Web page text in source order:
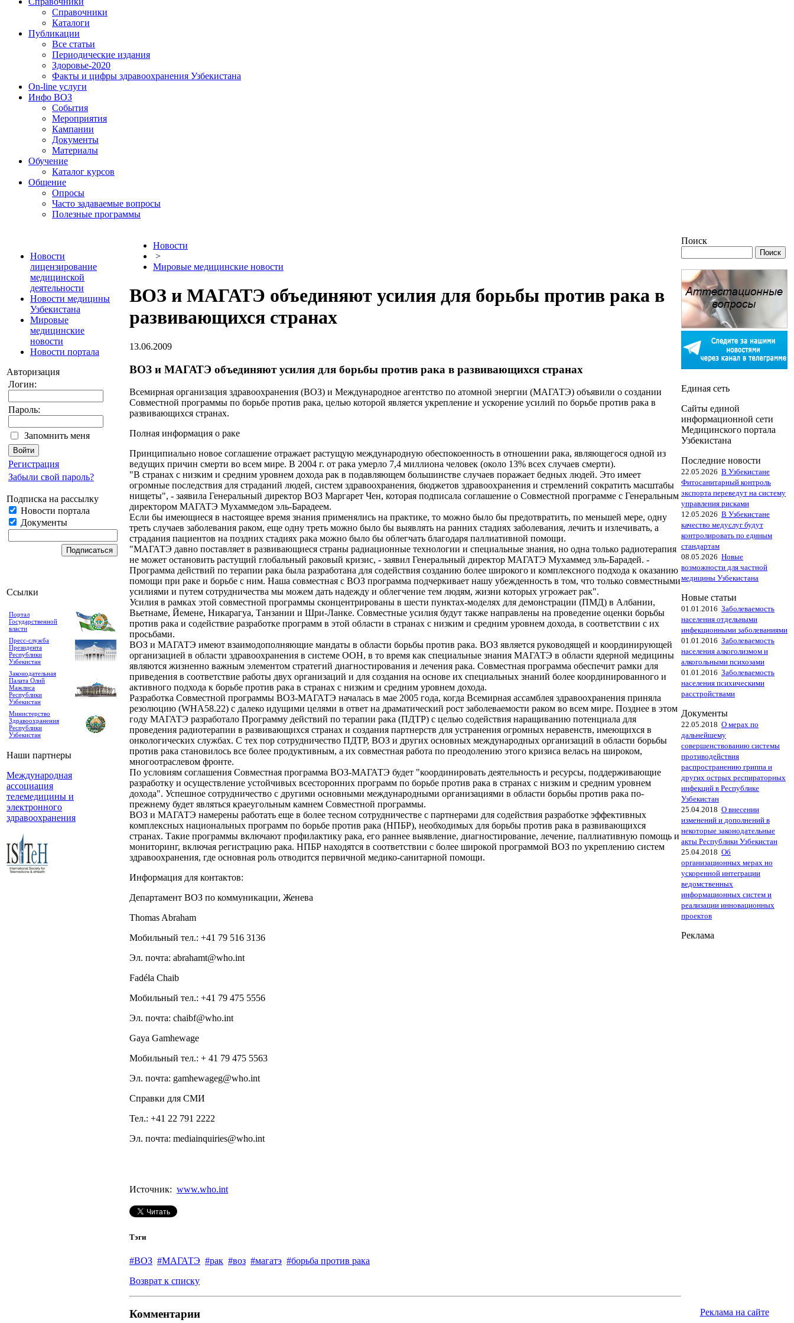
Справочники
Каталоги
Публикации
Все статьи
Периодические издания
Здоровье-2020
Факты и цифры здравоохранения Узбекистана
On-line услуги
Инфо ВОЗ
События
Мероприятия
Кампании
Документы
Материалы
Обучение
Каталог курсов
Общение
Опросы
Часто задаваемые вопросы
Полезные программы
Новости
лицензирование
медицинской
деятельности
Новости медицины
Узбекистана
Мировые
медицинские
новости
Новости портала
Авторизация
Логин:
Пароль:
Запомнить меня
Регистрация
Забыли свой пароль?
Подписка на рассылку
Новости портала
Документы
Ссылки
Портал
Государственной
власти
Пресс-служба
Президента
Республики
Узбекистан
Законодательная
Палата Олий
Мажлиса
Республики
Узбекистан
Министерство
Здравоохранения
Республики
Узбекистан
Наши партнеры
Международная
ассоциация
телемедицины и
электронного
здравоохранения
Новости
>
Мировые медицинские новости
ВОЗ и МАГАТЭ объединяют усилия для борьбы против рака в
развивающихся странах
13.06.2009
ВОЗ и МАГАТЭ объединяют усилия для борьбы против рака в развивающихся странах
Всемирная организация здравоохранения (ВОЗ) и Международное агентство по атомной энергии (МАГАТЭ) объявили о создании
Совместной программы по борьбе против рака, целью которой является укрепление и ускорение усилий по борьбе против рака в
развивающихся странах.
Полная информация о раке
Принципиально новое соглашение отражает растущую международную обеспокоенность в отношении рака, являющегося одной из
ведущих причин смерти во всем мире. В 2004 г. от рака умерло 7,4 миллиона человек (около 13% всех случаев смерти).
"В странах с низким и средним уровнем дохода рак в подавляющем большинстве случаев поражает бедных людей. Это имеет
огромные последствия для страданий людей, систем здравоохранения, бюджетов здравоохранения и стремлений сократить масштабы
нищеты", - заявила Генеральный директор ВОЗ Маргарет Чен, которая подписала соглашение о Совместной программе с Генеральным
директором МАГАТЭ Мухаммедом эль-Барадеем.
Если бы имеющиеся в настоящее время знания применялись на практике, то можно было бы предотвратить, по меньшей мере, одну
треть случаев заболевания раком, еще одну треть можно было бы выявлять на ранних стадиях заболевания, лечить и излечивать, а
страдания пациентов на поздних стадиях рака можно было бы облегчать благодаря паллиативной помощи.
"МАГАТЭ давно поставляет в развивающиеся страны радиационные технологии и специальные знания, но одна только радиотерапия
не может остановить растущий глобальный раковый кризис, - заявил Генеральный директор МАГАТЭ Мухаммед эль-Барадей. -
Программа действий по терапии рака была разработана для содействия созданию более широкого и комплексного подхода к оказанию
помощи при раке и борьбе с ним. Наша совместная с ВОЗ программа подчеркивает нашу убежденность в том, что только совместными
усилиями и путем сотрудничества мы можем дать надежду и облегчение тем людям, жизни которых угрожает рак".
Усилия в рамках этой совместной программы сконцентрированы в шести пунктах-моделях для демонстрации (ПМД) в Албании,
Вьетнаме, Йемене, Никарагуа, Танзании и Шри-Ланке. Совместные усилия будут также направлены на проведение оценки борьбы
против рака и содействие разработке программ в этой области в странах с низким и средним уровнем дохода, в соответствии с их
просьбами.
ВОЗ и МАГАТЭ имеют взаимодополняющие мандаты в области борьбы против рака. ВОЗ является руководящей и координирующей
организацией в области здравоохранения в системе ООН, в то время как специальные знания МАГАТЭ в области ядерной медицины
являются жизненно важным элементом стратегий диагностирования и лечения рака. Совместная программа обеспечит рамки для
приведения в соответствие работы двух организаций и для создания на основе их специальных знаний более координированного и
активного подхода к борьбе против рака в странах с низким и средним уровнем дохода.
Разработка Совместной программы ВОЗ-МАГАТЭ началась в мае 2005 года, когда Всемирная ассамблея здравоохранения приняла
резолюцию (WHA58.22) с далеко идущими целями в ответ на драматический рост заболеваемости раком во всем мире. Позднее в этом
году МАГАТЭ разработало Программу действий по терапии рака (ПДТР) с целью содействия наращиванию потенциала для
проведения радиотерапии в развивающихся странах и создания партнерств для устранения огромных неравенств, имеющихся в
онкологических службах. С тех пор сотрудничество ПДТР, ВОЗ и других основных международных организаций в области борьбы
против рака становилось все более продуктивным, а их совместная работа по преодолению этого кризиса велась на широком,
многоотраслевом фронте.
По условиям соглашения Совместная программа ВОЗ-МАГАТЭ будет "координировать деятельность и ресурсы, поддерживающие
разработку и осуществление устойчивых всесторонних программ по борьбе против рака в странах с низким и средним уровнем
дохода". Успешное сотрудничество с другими основными международными организациями в области борьбы против рака по-
прежнему будет являться краеугольным камнем Совместной программы.
ВОЗ и МАГАТЭ намерены работать еще в более тесном сотрудничестве с партнерами для содействия разработке эффективных
комплексных национальных программ по борьбе против рака (НПБР), необходимых для борьбы против рака в развивающихся
странах. Такие программы включают профилактику рака, его раннее выявление, диагностирование, лечение, паллиативную помощь и
мониторинг, включая регистрацию рака. НПБР находятся в соответствии с более широкой программой ВОЗ по укреплению систем
здравоохранения, где основная роль отводится первичной медико-санитарной помощи.
Информация для контактов:
Департамент ВОЗ по коммуникации, Женева
Thomas Abraham
Moбильный тел.: +41 79 516 3136
Эл. почта: abrahamt@who.int
Fadéla Chaib
Мобильный тел.: +41 79 475 5556
Эл. почта: chaibf@who.int
Gaya Gamhewage
Moбильный тел.: + 41 79 475 5563
Эл. почта: gamhewageg@who.int
Справки для СМИ
Teл.: +41 22 791 2222
Эл. почта: mediainquiries@who.int
Источник: www.who.int
Тэги
#ВОЗ #МАГАТЭ #рак #воз #магатэ #борьба против рака
Возврат к списку
Комментарии
Поиск
Единая сеть
Сайты единой
информационной сети
Медицинского портала
Узбекистана
Последние новости
22.05.2026 В Узбекистане
Фитосанитарный контроль
экспорта переведут на систему
управления рисками
12.05.2026 В Узбекистане
качество медуслуг будут
контролировать по единым
стандартам
08.05.2026 Новые
возможности для частной
медицины Узбекистана
Новые статьи
01.01.2016 Заболеваемость
населения отдельными
инфекционными заболеваниями
01.01.2016 Заболеваемость
населения алкоголизмом и
алкогольными психозами
01.01.2016 Заболеваемость
населения психическими
расстройствами
Документы
22.05.2018 О мерах по
дальнейшему
совершенствованию системы
противодействия
распространению гриппа и
других острых респираторных
инфекций в Республике
Узбекистан
25.04.2018 О внесении
изменений и дополнений в
некоторые законодательные
акты Республики Узбекистан
25.04.2018 Об
организационных мерах но
ускоренной интеграции
ведомственных
информационных систем и
реализации инновационных
проектов
Реклама
Реклама на сайте